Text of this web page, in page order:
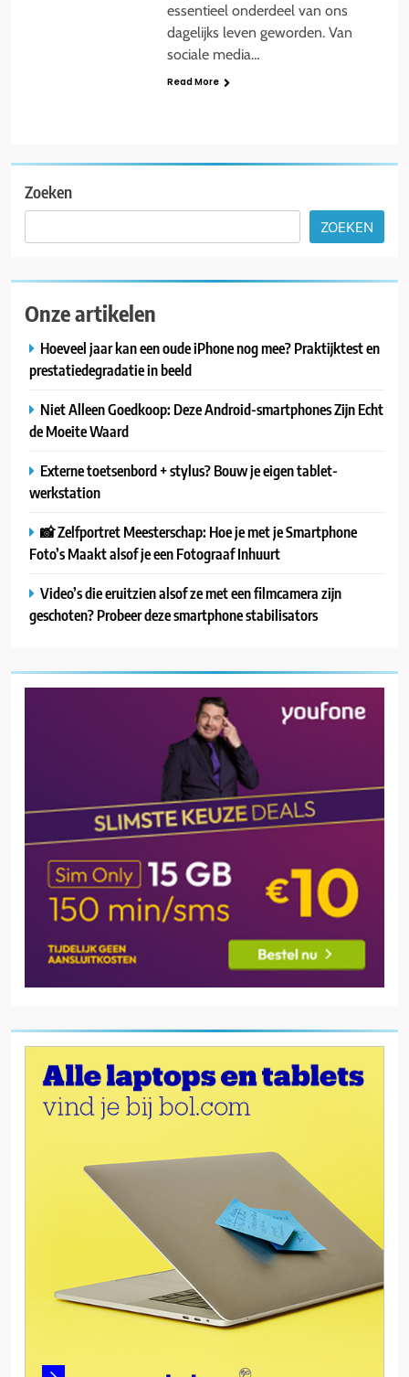
essentieel onderdeel van ons
dagelijks leven geworden. Van
sociale media…
Read More
Zoeken
ZOEKEN
Onze artikelen
Hoeveel jaar kan een oude iPhone nog mee? Praktijktest en
prestatiedegradatie in beeld
Niet Alleen Goedkoop: Deze Android-smartphones Zijn Echt
de Moeite Waard
Externe toetsenbord + stylus? Bouw je eigen tablet-
werkstation
📸 Zelfportret Meesterschap: Hoe je met je Smartphone
Foto’s Maakt alsof je een Fotograaf Inhuurt
Video’s die eruitzien alsof ze met een filmcamera zijn
geschoten? Probeer deze smartphone stabilisators